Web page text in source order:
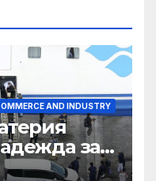
AND INDUSTRY
за